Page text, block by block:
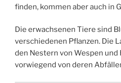
finden, kommen aber auch in
Die erwachsenen Tiere sind
verschiedenen Pflanzen. Die
den Nestern von Wespen und
vorwiegend von deren